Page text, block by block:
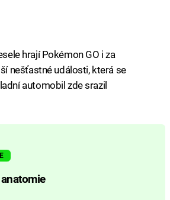
hrají Pokémon GO i za
nešťastné události, která se
automobil zde srazil